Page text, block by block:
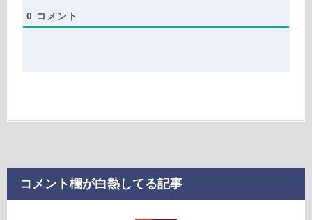
0 コメント
コメント欄が白熱してる記事